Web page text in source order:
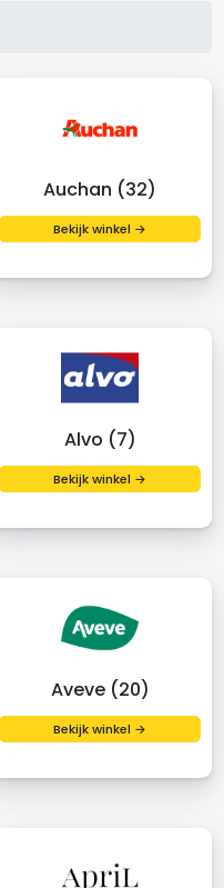
Auchan (32)
Bekijk winkel →
Alvo (7)
Bekijk winkel →
Aveve (20)
Bekijk winkel →